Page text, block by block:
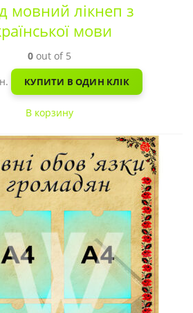
мовний лікнеп з
мови
0out of 5
КУПИТИ В ОДИН КЛІК
В корзину